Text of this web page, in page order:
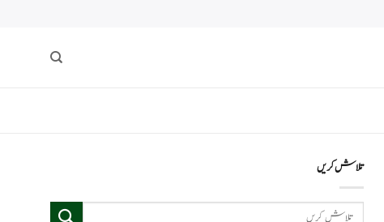
تلاش کریں